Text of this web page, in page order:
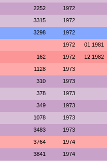
2252 1972
3315 1972
3298 1972
1972 01.1981
162 1972 12.1982
1128 1973
310 1973
378 1973
349 1973
1078 1973
3483 1973
3764 1974
3841 1974